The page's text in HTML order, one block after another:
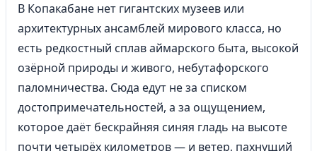
В Копакабане нет гигантских музеев или
архитектурных ансамблей мирового класса, но
есть редкостный сплав аймарского быта, высокой
озёрной природы и живого, небутафорского
паломничества. Сюда едут не за списком
достопримечательностей, а за ощущением,
которое даёт бескрайняя синяя гладь на высоте
почти четырёх километров — и ветер, пахнущий